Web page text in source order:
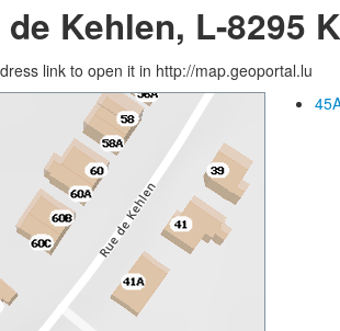
Kehlen, L-8295
link to open it in http://map.geoportal.lu